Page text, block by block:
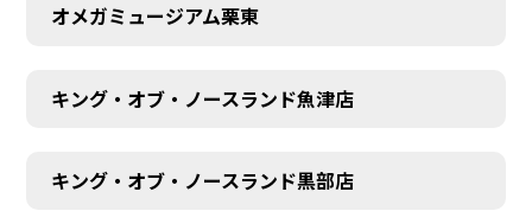
オメガミュージアム栗東
キング・オブ・ノースランド魚津店
キング・オブ・ノースランド黒部店